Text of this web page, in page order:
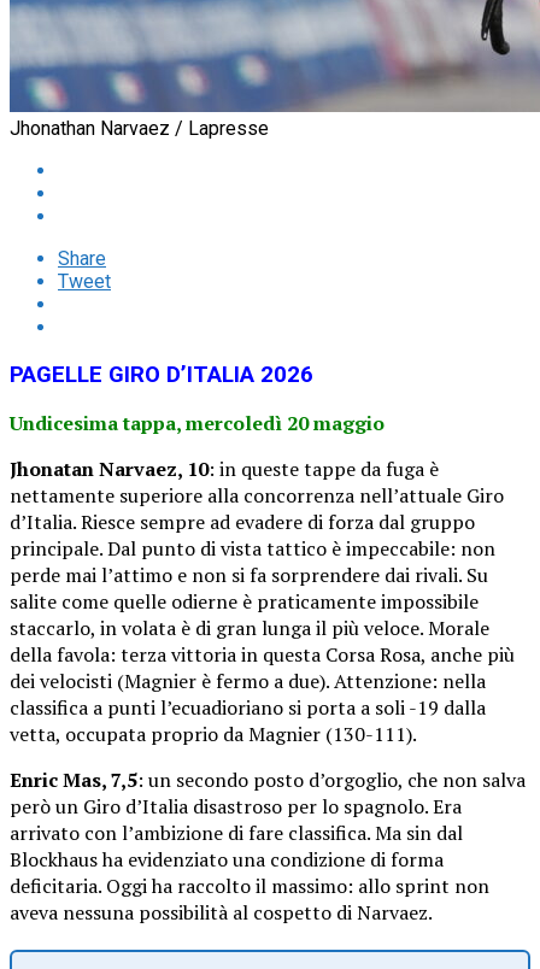
Jhonathan Narvaez / Lapresse
Share
Tweet
PAGELLE GIRO D’ITALIA 2026
Undicesima tappa, mercoledì 20 maggio
Jhonatan Narvaez, 10: in queste tappe da fuga è
nettamente superiore alla concorrenza nell’attuale Giro
d’Italia. Riesce sempre ad evadere di forza dal gruppo
principale. Dal punto di vista tattico è impeccabile: non
perde mai l’attimo e non si fa sorprendere dai rivali. Su
salite come quelle odierne è praticamente impossibile
staccarlo, in volata è di gran lunga il più veloce. Morale
della favola: terza vittoria in questa Corsa Rosa, anche più
dei velocisti (Magnier è fermo a due). Attenzione: nella
classifica a punti l’ecuadioriano si porta a soli -19 dalla
vetta, occupata proprio da Magnier (130-111).
Enric Mas, 7,5: un secondo posto d’orgoglio, che non salva
però un Giro d’Italia disastroso per lo spagnolo. Era
arrivato con l’ambizione di fare classifica. Ma sin dal
Blockhaus ha evidenziato una condizione di forma
deficitaria. Oggi ha raccolto il massimo: allo sprint non
aveva nessuna possibilità al cospetto di Narvaez.